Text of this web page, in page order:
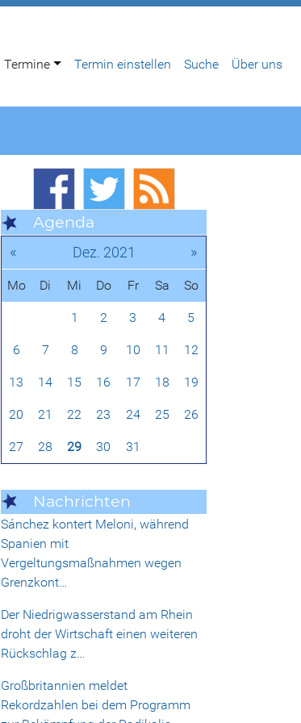
Termine Termin einstellen Suche Über uns
Agenda
« Dez. 2021 »
Mo Di Mi Do Fr Sa So
1 2 3 4 5
6 7 8 9 10 11 12
13 14 15 16 17 18 19
20 21 22 23 24 25 26
27 28 29 30 31
Nachrichten
Sánchez kontert Meloni, während
Spanien mit
Vergeltungsmaßnahmen wegen
Grenzkont…
Der Niedrigwasserstand am Rhein
droht der Wirtschaft einen weiteren
Rückschlag z…
Großbritannien meldet
Rekordzahlen bei dem Programm